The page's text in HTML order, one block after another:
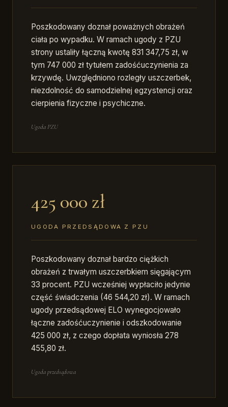
Poszkodowany doznał poważnych obrażeń
ciała po wypadku. W ramach ugody z PZU
strony ustaliły łączną kwotę 831 347,75 zł, w
tym 747 000 zł tytułem zadośćuczynienia za
krzywdę. Uwzględniono rozległy uszczerbek,
niezdolność do samodzielnej egzystencji oraz
cierpienia fizyczne i psychiczne.
Ugoda PZU
425 000 zł
UGODA PRZEDSĄDOWA Z PZU
Poszkodowany doznał bardzo ciężkich
obrażeń z trwałym uszczerbkiem sięgającym
33 procent. PZU wcześniej wypłaciło jedynie
część świadczenia (46 544,20 zł). W ramach
ugody przedsądowej ELO wynegocjowało
łączne zadośćuczynienie i odszkodowanie
425 000 zł, z czego dopłata wyniosła 278
455,80 zł.
Ugoda przedsądowa